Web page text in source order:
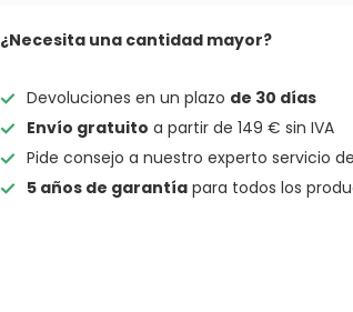
¿Necesita una cantidad mayor?
Devoluciones en un plazo de 30 días
Envío gratuito a partir de 149 € sin IVA
Pide consejo a nuestro experto servicio
5 años de garantía para todos los